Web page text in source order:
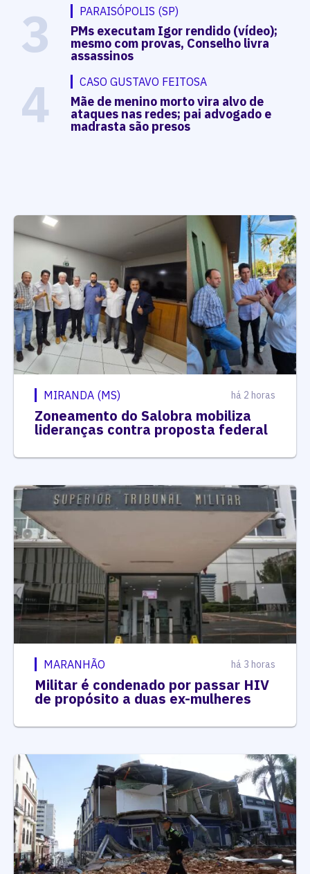
3 PARAISÓPOLIS (SP)
PMs executam Igor rendido (vídeo);
mesmo com provas, Conselho livra
assassinos
4 CASO GUSTAVO FEITOSA
Mãe de menino morto vira alvo de
ataques nas redes; pai advogado e
madrasta são presos
MIRANDA (MS) há 2 horas
Zoneamento do Salobra mobiliza
lideranças contra proposta federal
MARANHÃO há 3 horas
Militar é condenado por passar HIV
de propósito a duas ex-mulheres